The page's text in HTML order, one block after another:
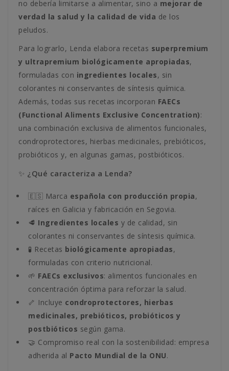
no debería limitarse a alimentar, sino a mejorar de
verdad la salud y la calidad de vida de los
peludos.
Para lograrlo, Lenda elabora recetas superpremium
y ultrapremium biológicamente apropiadas,
formuladas con ingredientes locales, sin
colorantes ni conservantes de síntesis química.
Además, todas sus recetas incorporan FAECs
(Functional Aliments Exclusive Concentration):
una combinación exclusiva de alimentos funcionales,
condroprotectores, hierbas medicinales, prebióticos,
probióticos y, en algunas gamas, postbióticos.
✨ ¿Qué caracteriza a Lenda?
🇪🇸 Marca española con producción propia,
raíces en Galicia y fabricación en Segovia.
🥩 Ingredientes locales y de calidad, sin
colorantes ni conservantes de síntesis química.
🧪 Recetas biológicamente apropiadas,
formuladas con criterio nutricional.
🌱 FAECs exclusivos: alimentos funcionales en
concentración óptima para reforzar la salud.
🦴 Incluye condroprotectores, hierbas
medicinales, prebióticos, probióticos y
postbióticos según gama.
🤝 Compromiso real con la sostenibilidad: empresa
adherida al Pacto Mundial de la ONU.